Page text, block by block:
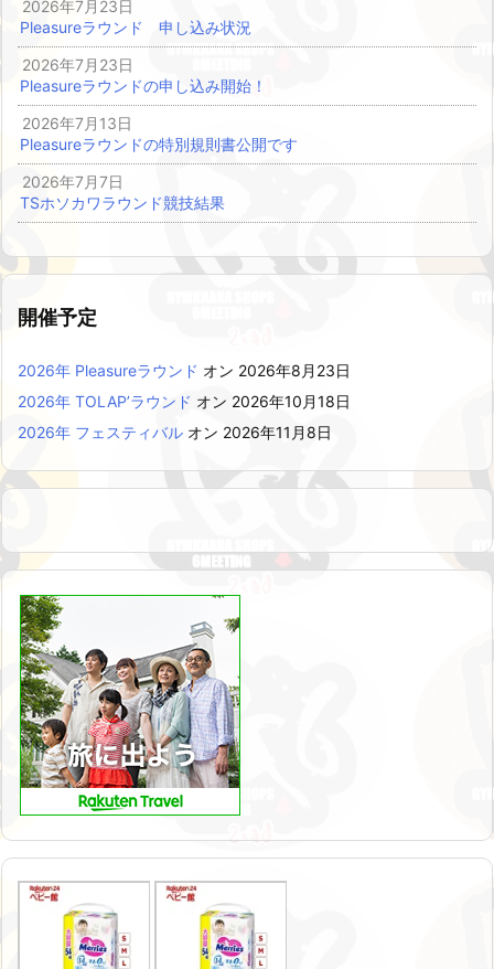
2026年7月23日
Pleasureラウンド 申し込み状況
2026年7月23日
Pleasureラウンドの申し込み開始！
2026年7月13日
Pleasureラウンドの特別規則書公開です
2026年7月7日
TSホソカワラウンド競技結果
開催予定
2026年 Pleasureラウンド オン 2026年8月23日
2026年 TOLAP’ラウンド オン 2026年10月18日
2026年 フェスティバル オン 2026年11月8日